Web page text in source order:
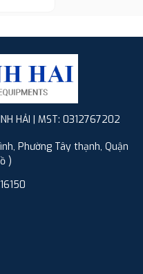
HẢI | MST: 0312767202
Phường Tây thạnh, Quận
)